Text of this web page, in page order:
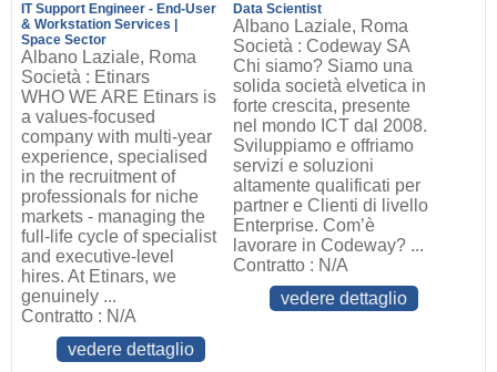
IT Support Engineer - End-User
& Workstation Services |
Space Sector
Albano Laziale, Roma
Società : Etinars
WHO WE ARE Etinars is
a values-focused
company with multi-year
experience, specialised
in the recruitment of
professionals for niche
markets - managing the
full-life cycle of specialist
and executive-level
hires. At Etinars, we
genuinely ...
Contratto : N/A
vedere dettaglio
Data Scientist
Albano Laziale, Roma
Società : Codeway SA
Chi siamo? Siamo una
solida società elvetica in
forte crescita, presente
nel mondo ICT dal 2008.
Sviluppiamo e offriamo
servizi e soluzioni
altamente qualificati per
partner e Clienti di livello
Enterprise. Com’è
lavorare in Codeway? ...
Contratto : N/A
vedere dettaglio